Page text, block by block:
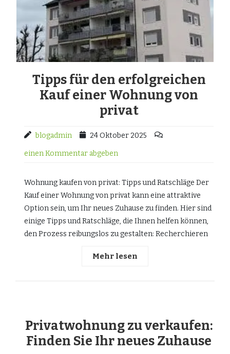
Tipps für den erfolgreichen
Kauf einer Wohnung von
privat
blogadmin 24 Oktober 2025
einen Kommentar abgeben
Wohnung kaufen von privat: Tipps und Ratschläge Der
Kauf einer Wohnung von privat kann eine attraktive
Option sein, um Ihr neues Zuhause zu finden. Hier sind
einige Tipps und Ratschläge, die Ihnen helfen können,
den Prozess reibungslos zu gestalten: Recherchieren
Mehr lesen
Privatwohnung zu verkaufen:
Finden Sie Ihr neues Zuhause